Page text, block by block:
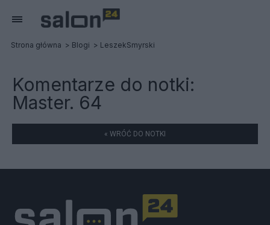
Strona główna Blogi LeszekSmyrski
Komentarze do notki:
Master. 64
« WRÓĆ DO NOTKI